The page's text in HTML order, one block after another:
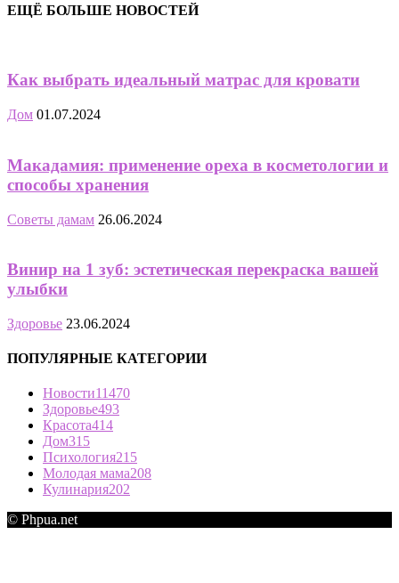
ЕЩЁ БОЛЬШЕ НОВОСТЕЙ
Как выбрать идеальный матрас для кровати
Дом 01.07.2024
Макадамия: применение ореха в косметологии и
способы хранения
Советы дамам 26.06.2024
Винир на 1 зуб: эстетическая перекраска вашей
улыбки
Здоровье 23.06.2024
ПОПУЛЯРНЫЕ КАТЕГОРИИ
Новости11470
Здоровье493
Красота414
Дом315
Психология215
Молодая мама208
Кулинария202
© Phpua.net